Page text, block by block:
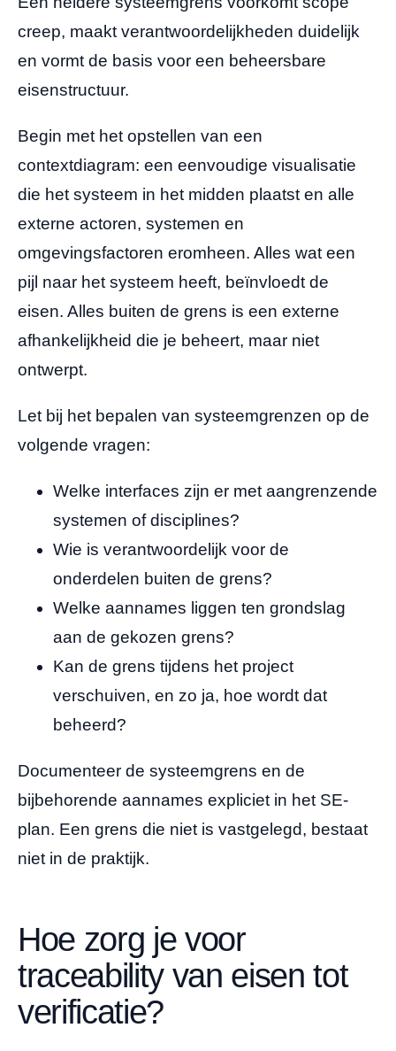
creep, maakt verantwoordelijkheden duidelijk
en vormt de basis voor een beheersbare
eisenstructuur.
Begin met het opstellen van een
contextdiagram: een eenvoudige visualisatie
die het systeem in het midden plaatst en alle
externe actoren, systemen en
omgevingsfactoren eromheen. Alles wat een
pijl naar het systeem heeft, beïnvloedt de
eisen. Alles buiten de grens is een externe
afhankelijkheid die je beheert, maar niet
ontwerpt.
Let bij het bepalen van systeemgrenzen op de
volgende vragen:
Welke interfaces zijn er met aangrenzende
systemen of disciplines?
Wie is verantwoordelijk voor de
onderdelen buiten de grens?
Welke aannames liggen ten grondslag
aan de gekozen grens?
Kan de grens tijdens het project
verschuiven, en zo ja, hoe wordt dat
beheerd?
Documenteer de systeemgrens en de
bijbehorende aannames expliciet in het SE-
plan. Een grens die niet is vastgelegd, bestaat
niet in de praktijk.
Hoe zorg je voor
traceability van eisen tot
verificatie?